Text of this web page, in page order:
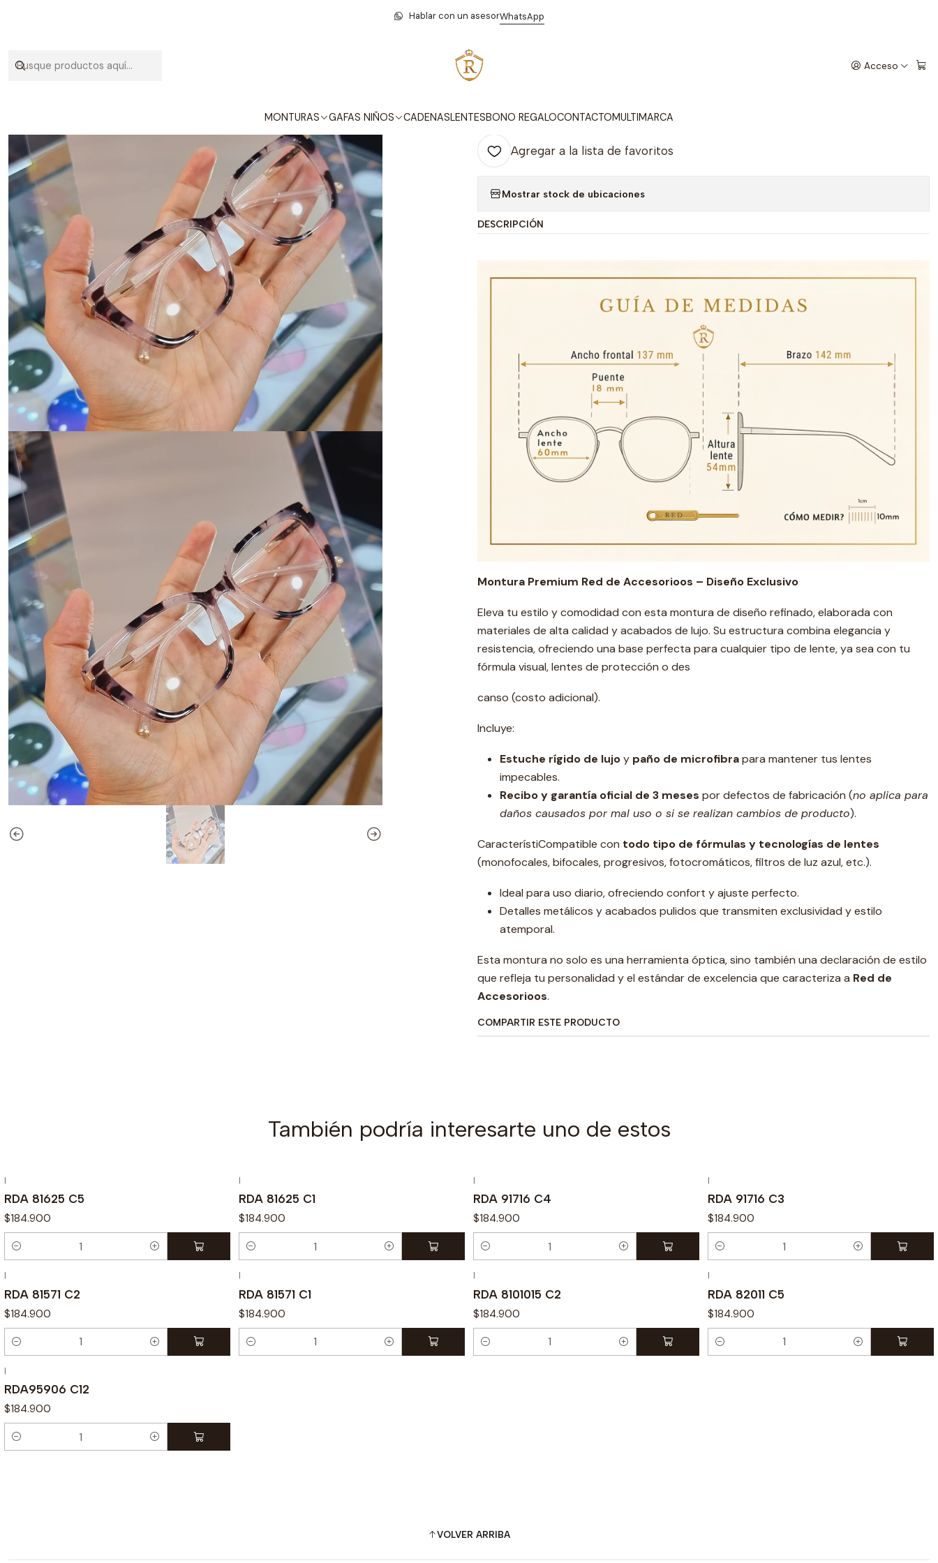
Acceso
MONTURAS GAFAS NIÑOS CADENASLENTESBONO REGALOCONTACTOMULTIMARCA
Hablar con un asesorWhatsApp
Inicio Monturas Mujer RDA 81625 C4
|
RDA 81625 C4
Cantidad
Agregar al Carrito
Agregar a la lista de favoritos
Mostrar stock de ubicaciones
DESCRIPCIÓN
Montura Premium Red de Accesorioos – Diseño Exclusivo
Eleva tu estilo y comodidad con esta montura de diseño refinado, elaborada con
materiales de alta calidad y acabados de lujo. Su estructura combina elegancia y
resistencia, ofreciendo una base perfecta para cualquier tipo de lente, ya sea con tu
fórmula visual, lentes de protección o des
canso (costo adicional).
Incluye:
Estuche rígido de lujoy paño de microfibrapara mantener tus lentes
impecables.
Recibo y garantía oficial de 3 meses por defectos de fabricación (no aplica para
daños causados por mal uso o si se realizan cambios de producto).
CaracterístiCompatible con todo tipo de fórmulas y tecnologías de lentes
(monofocales, bifocales, progresivos, fotocromáticos, filtros de luz azul, etc.).
Ideal para uso diario, ofreciendo confort y ajuste perfecto.
Detalles metálicos y acabados pulidos que transmiten exclusividad y estilo
atemporal.
Esta montura no solo es una herramienta óptica, sino también una declaración de estilo
que refleja tu personalidad y el estándar de excelencia que caracteriza a Red de
Accesorioos.
COMPARTIR ESTE PRODUCTO
También podría interesarte uno de estos
|
RDA 81625 C5
$184.900
Cantidad
|
RDA 81625 C1
$184.900
Cantidad
|
RDA 91716 C4
$184.900
Cantidad
|
RDA 91716 C3
$184.900
Cantidad
|
RDA 81571 C2
$184.900
Cantidad
|
RDA 81571 C1
$184.900
Cantidad
|
RDA 8101015 C2
$184.900
Cantidad
|
RDA 82011 C5
$184.900
Cantidad
|
RDA95906 C12
$184.900
Cantidad
VOLVER ARRIBA